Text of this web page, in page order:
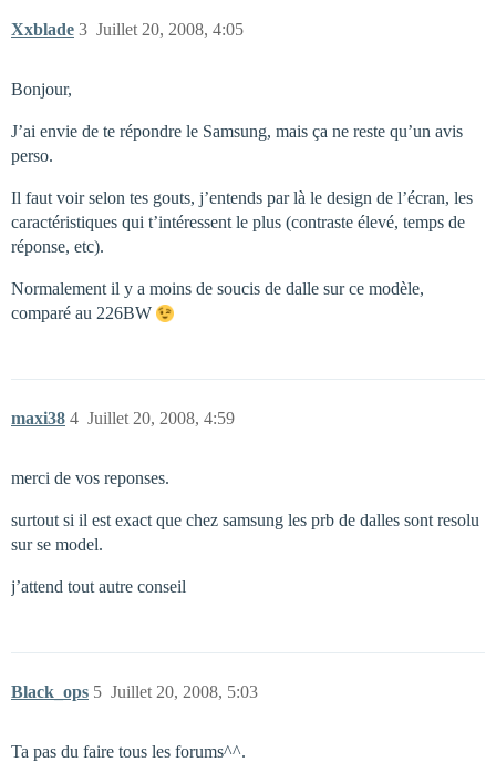
Xxblade Juillet 20, 2008, 4:05
3
Bonjour,
J’ai envie de te répondre le Samsung, mais ça ne reste qu’un avis
perso.
Il faut voir selon tes gouts, j’entends par là le design de l’écran, les
caractéristiques qui t’intéressent le plus (contraste élevé, temps de
réponse, etc).
Normalement il y a moins de soucis de dalle sur ce modèle,
comparé au 226BW
maxi38 Juillet 20, 2008, 4:59
4
merci de vos reponses.
surtout si il est exact que chez samsung les prb de dalles sont resolu
sur se model.
j’attend tout autre conseil
Black_ops Juillet 20, 2008, 5:03
5
Ta pas du faire tous les forums^^.